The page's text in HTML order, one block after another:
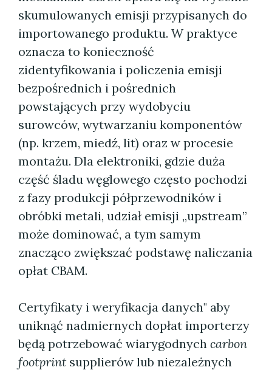
skumulowanych emisji przypisanych do
importowanego produktu. W praktyce
oznacza to konieczność
zidentyfikowania i policzenia emisji
bezpośrednich i pośrednich
powstających przy wydobyciu
surowców, wytwarzaniu komponentów
(np. krzem, miedź, lit) oraz w procesie
montażu. Dla elektroniki, gdzie duża
część śladu węglowego często pochodzi
z fazy produkcji półprzewodników i
obróbki metali, udział emisji „upstream”
może dominować, a tym samym
znacząco zwiększać podstawę naliczania
opłat CBAM.
Certyfikaty i weryfikacja danych" aby
uniknąć nadmiernych dopłat importerzy
będą potrzebować wiarygodnych carbon
footprint supplierów lub niezależnych